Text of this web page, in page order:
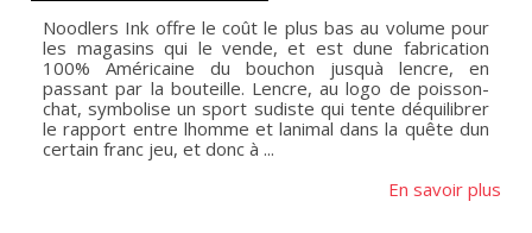
Noodlers Ink offre le coût le plus bas au volume pour
les magasins qui le vende, et est dune fabrication
100% Américaine du bouchon jusquà lencre, en
passant par la bouteille. Lencre, au logo de poisson-
chat, symbolise un sport sudiste qui tente déquilibrer
le rapport entre lhomme et lanimal dans la quête dun
certain franc jeu, et donc à ...
En savoir plus